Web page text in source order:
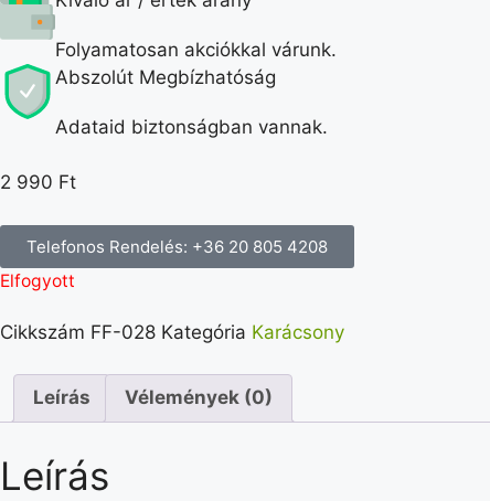
Folyamatosan akciókkal várunk.
Abszolút Megbízhatóság
Adataid biztonságban vannak.
2 990 Ft
Telefonos Rendelés: +36 20 805 4208
Elfogyott
Cikkszám FF-028 Kategória Karácsony
Leírás Vélemények (0)
Leírás